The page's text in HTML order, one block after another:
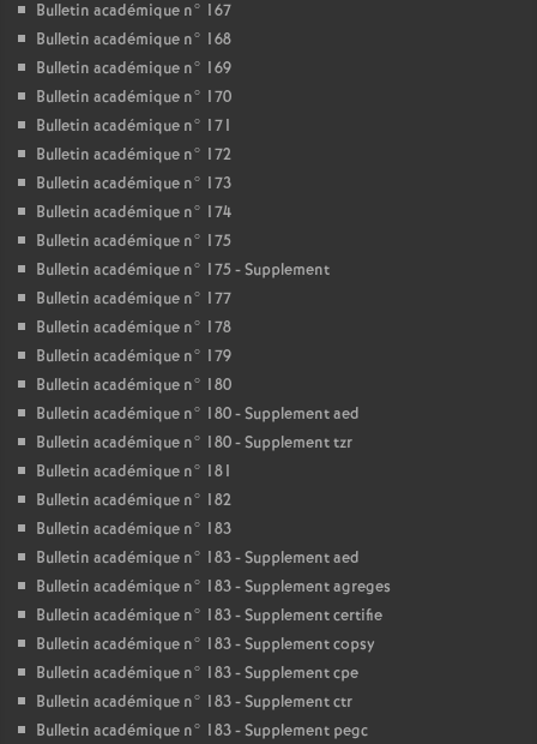
Bulletin académique n° 167
Bulletin académique n° 168
Bulletin académique n° 169
Bulletin académique n° 170
Bulletin académique n° 171
Bulletin académique n° 172
Bulletin académique n° 173
Bulletin académique n° 174
Bulletin académique n° 175
Bulletin académique n° 175 - Supplement
Bulletin académique n° 177
Bulletin académique n° 178
Bulletin académique n° 179
Bulletin académique n° 180
Bulletin académique n° 180 - Supplement aed
Bulletin académique n° 180 - Supplement tzr
Bulletin académique n° 181
Bulletin académique n° 182
Bulletin académique n° 183
Bulletin académique n° 183 - Supplement aed
Bulletin académique n° 183 - Supplement agreges
Bulletin académique n° 183 - Supplement certifie
Bulletin académique n° 183 - Supplement copsy
Bulletin académique n° 183 - Supplement cpe
Bulletin académique n° 183 - Supplement ctr
Bulletin académique n° 183 - Supplement pegc